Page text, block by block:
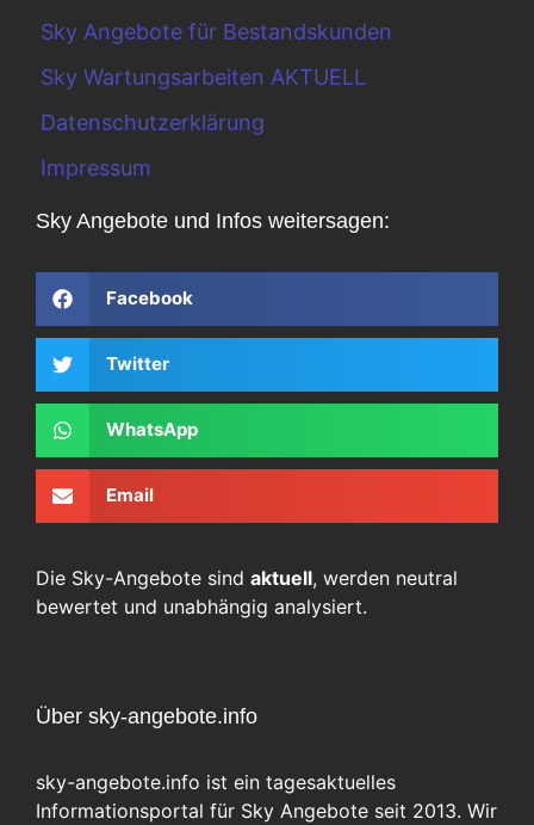
Sky Angebote für Bestandskunden
Sky Wartungsarbeiten AKTUELL
Datenschutzerklärung
Impressum
Sky Angebote und Infos weitersagen:
Facebook
Twitter
WhatsApp
Email
Die Sky-Angebote sind aktuell, werden neutral
bewertet und unabhängig analysiert.
Über sky-angebote.info
sky-angebote.info ist ein tagesaktuelles
Informationsportal für Sky Angebote seit 2013. Wir